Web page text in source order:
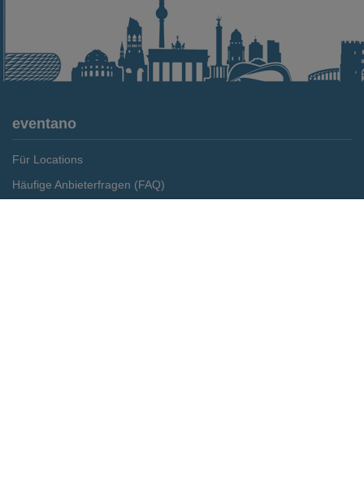
eventano
Für Locations
Häufige Anbieterfragen (FAQ)